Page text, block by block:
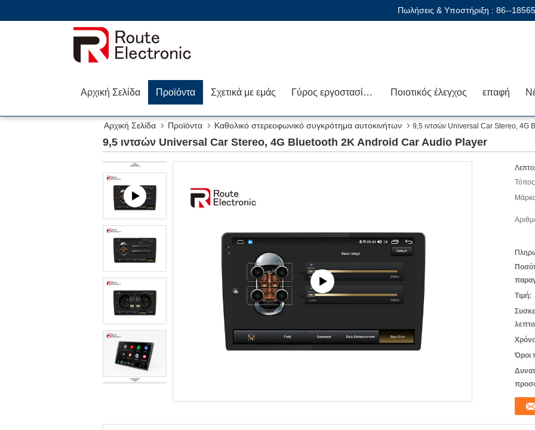
Πωλήσεις & Υποστήριξη : 86--
Αρχική Σελίδα Προϊόντα Σχετικά με εμάς Γύρος εργοστασίων Ποιοτικός έλεγχος επαφή
Αρχική Σελίδα Προϊόντα Καθολικό στερεοφωνικό συγκρότημα αυτοκινήτων 9,5 ιντσών Universal Car Stereo, 4G
9,5 ιντσών Universal Car Stereo, 4G Bluetooth 2K Android Car Audio Player
Τιμή:
Όροι